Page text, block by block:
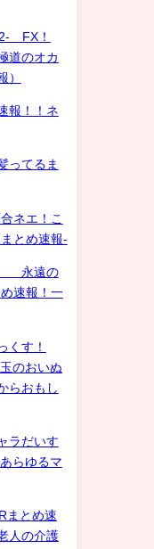
FX！
道のオカ
）
報！！ネ
ってるま
ネエ！こ
とめ速報-
永遠の
速報！一
くす！
のおいぬ
おもし
ラだいす
らゆるマ
まとめ速
人の介護